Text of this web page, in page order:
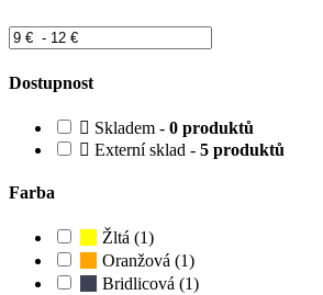
Dostupnost
Skladem - 0 produktů
Externí sklad - 5 produktů
Farba
Žltá (1)
Oranžová (1)
Bridlicová (1)